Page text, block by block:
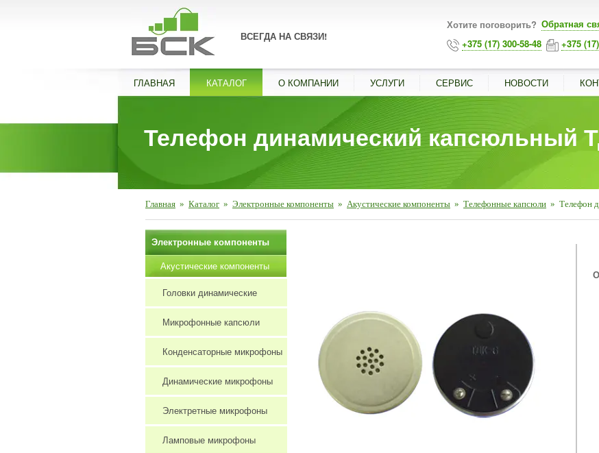
ВСЕГДА НА СВЯЗИ!
Хотите поговорить? Обратная
+375 (17) 300-58-48
+375
ГЛАВНАЯ КАТАЛОГ О КОМПАНИИ УСЛУГИ СЕРВИС НОВОСТИ
Телефон динамический капсюльный
Главная » Каталог » Электронные компоненты » Акустические компоненты » Телефонные капсюли » Телефон
Электронные компоненты
Акустические компоненты
Головки динамические
Микрофонные капсюли
Конденсаторные микрофоны
Динамические микрофоны
Электретные микрофоны
Ламповые микрофоны